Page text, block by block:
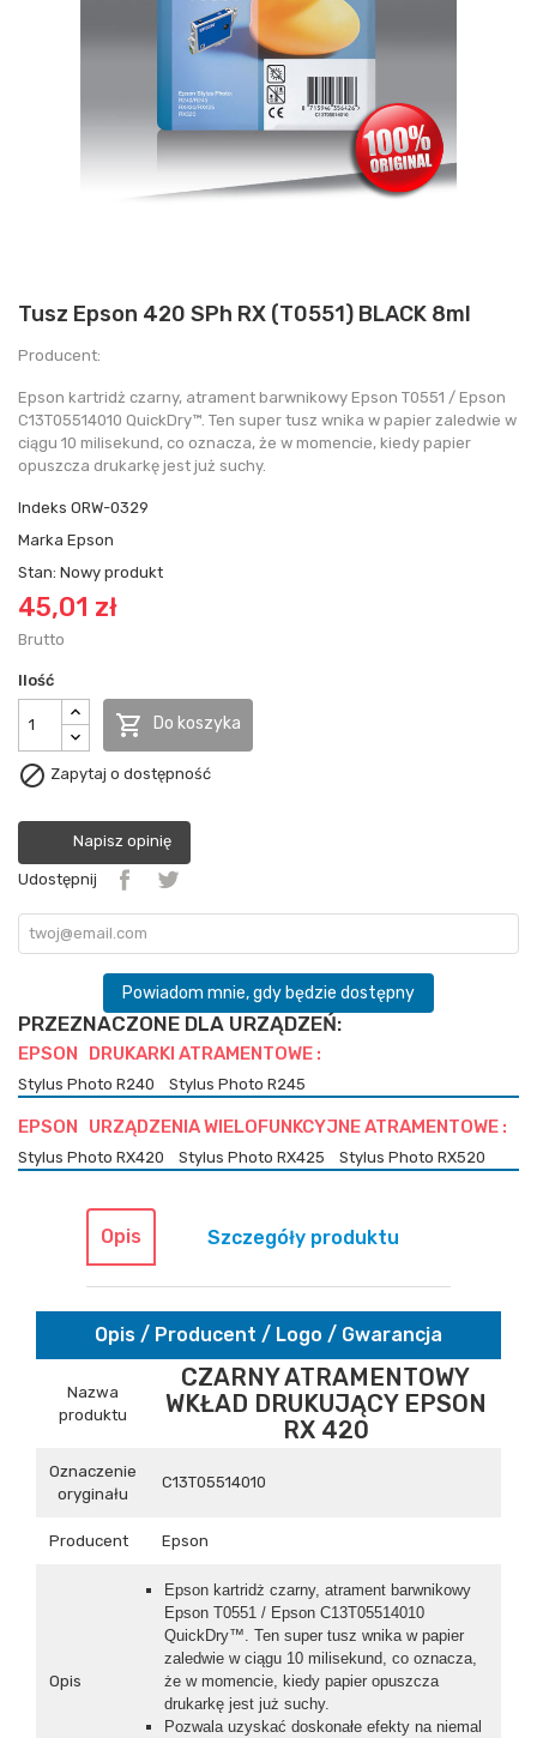
Tusz Epson 420 SPh RX (T0551) BLACK 8ml
Producent:
Epson kartridż czarny, atrament barwnikowy Epson T0551 / Epson
C13T05514010 QuickDry™. Ten super tusz wnika w papier zaledwie w
ciągu 10 milisekund, co oznacza, że w momencie, kiedy papier
opuszcza drukarkę jest już suchy.
Indeks ORW-0329
Marka Epson
Stan: Nowy produkt
45,01 zł
Brutto
Ilość
 Do koszyka
 Zapytaj o dostępność
Napisz opinię
Udostępnij
Powiadom mnie, gdy będzie dostępny
PRZEZNACZONE DLA URZĄDZEŃ:
EPSON DRUKARKI ATRAMENTOWE :
Stylus Photo R240 Stylus Photo R245
EPSON URZĄDZENIA WIELOFUNKCYJNE ATRAMENTOWE :
Stylus Photo RX420 Stylus Photo RX425 Stylus Photo RX520
Opis Szczegóły produktu
Opis / Producent / Logo / Gwarancja
Nazwa
produktu
CZARNY ATRAMENTOWY
WKŁAD DRUKUJĄCY EPSON
RX 420
Oznaczenie
oryginału
C13T05514010
Producent Epson
Opis
Epson kartridż czarny, atrament barwnikowy
Epson T0551 / Epson C13T05514010
QuickDry™. Ten super tusz wnika w papier
zaledwie w ciągu 10 milisekund, co oznacza,
że w momencie, kiedy papier opuszcza
drukarkę jest już suchy.
Pozwala uzyskać doskonałe efekty na niemal